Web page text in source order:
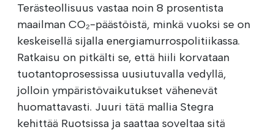
Terästeollisuus vastaa noin 8 prosentista
maailman CO₂-päästöistä, minkä vuoksi se on
keskeisellä sijalla energiamurrospolitiikassa.
Ratkaisu on pitkälti se, että hiili korvataan
tuotantoprosessissa uusiutuvalla vedyllä,
jolloin ympäristövaikutukset vähenevät
huomattavasti. Juuri tätä mallia Stegra
kehittää Ruotsissa ja saattaa soveltaa sitä